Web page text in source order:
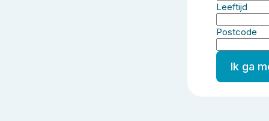
Leeftijd
Postcode
Ik ga